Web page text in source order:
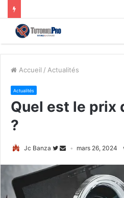
Accueil / Actualités
Actualités
Quel est le prix
?
Jc Banza mars 26, 2024